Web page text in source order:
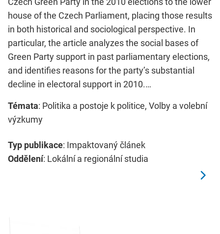
house of the Czech Parliament, placing those results
in both historical and sociological perspective. In
particular, the article analyzes the social bases of
Green Party support in past parliamentary elections,
and identifies reasons for the party’s substantial
decline in electoral support in 2010.…
Témata: Politika a postoje k politice, Volby a volební
výzkumy
Typ publikace: Impaktovaný článek
Oddělení: Lokální a regionální studia